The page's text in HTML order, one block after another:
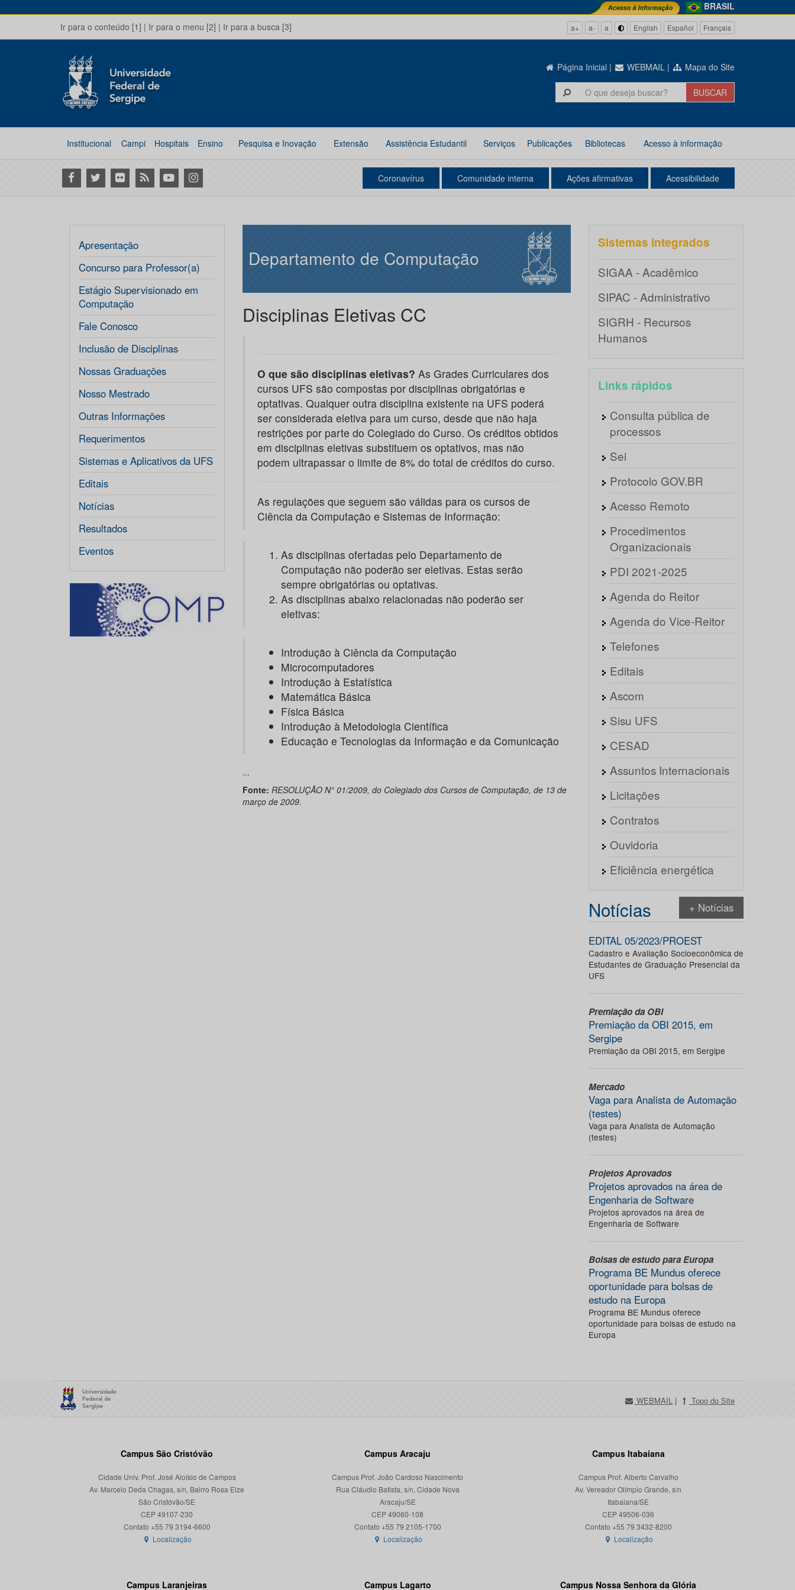
BRASIL
Ir para o conteúdo [1] | Ir para o menu [2] | Ir para a busca [3] a+ a- a English Español Français
Página Inicial | WEBMAIL | Mapa do Site
Institucional Campi Hospitais Ensino Pesquisa e Inovação Extensão Assistência Estudantil Serviços Publicações Bibliotecas Acesso à informação
Facebook
Twitter Flickr RSS YoutubeInstagram Coronavírus Comunidade interna Ações afirmativas Acessibilidade
Apresentação
Concurso para Professor(a)
Estágio Supervisionado em
Computação
Fale Conosco
Inclusão de Disciplinas
Nossas Graduações
Nosso Mestrado
Outras Informações
Requerimentos
Sistemas e Aplicativos da UFS
Editais
Notícias
Resultados
Eventos
Departamento de Computação
Disciplinas Eletivas CC
O que são disciplinas eletivas? As Grades Curriculares dos
cursos UFS são compostas por disciplinas obrigatórias e
optativas. Qualquer outra disciplina existente na UFS poderá
ser considerada eletiva para um curso, desde que não haja
restrições por parte do Colegiado do Curso. Os créditos obtidos
em disciplinas eletivas substituem os optativos, mas não
podem ultrapassar o limite de 8% do total de créditos do curso.
As regulações que seguem são válidas para os cursos de
Ciência da Computação e Sistemas de Informação:
As disciplinas ofertadas pelo Departamento de
Computação não poderão ser eletivas. Estas serão
sempre obrigatórias ou optativas.
As disciplinas abaixo relacionadas não poderão ser
eletivas:
Introdução à Ciência da Computação
Microcomputadores
Introdução à Estatística
Matemática Básica
Física Básica
Introdução à Metodologia Científica
Educação e Tecnologias da Informação e da Comunicação
...
Fonte: RESOLUÇÃO N° 01/2009, do Colegiado dos Cursos de Computação, de 13 de
março de 2009.
Sistemas integrados
SIGAA - Acadêmico
SIPAC - Administrativo
SIGRH - Recursos
Humanos
Links rápidos
Consulta pública de
processos
Sei
Protocolo GOV.BR
Acesso Remoto
Procedimentos
Organizacionais
PDI 2021-2025
Agenda do Reitor
Agenda do Vice-Reitor
Telefones
Editais
Ascom
Sisu UFS
CESAD
Assuntos Internacionais
Licitações
Contratos
Ouvidoria
Eficiência energética
Notícias + Notícias
EDITAL 05/2023/PROEST
Cadastro e Avaliação Socioeconômica de
Estudantes de Graduação Presencial da
UFS
Premiação da OBI
Premiação da OBI 2015, em
Sergipe
Premiação da OBI 2015, em Sergipe
Mercado
Vaga para Analista de Automação
(testes)
Vaga para Analista de Automação
(testes)
Projetos Aprovados
Projetos aprovados na área de
Engenharia de Software
Projetos aprovados na área de
Engenharia de Software
Bolsas de estudo para Europa
Programa BE Mundus oferece
oportunidade para bolsas de
estudo na Europa
Programa BE Mundus oferece
oportunidade para bolsas de estudo na
Europa
WEBMAIL | Topo do Site
Campus São Cristóvão
Cidade Univ. Prof. José Aloísio de Campos
Av. Marcelo Deda Chagas, s/n, Bairro Rosa Elze
São Cristóvão/SE
CEP 49107-230
Localização
Campus Aracaju
Campus Prof. João Cardoso Nascimento
Rua Cláudio Batista, s/n, Cidade Nova
Aracaju/SE
CEP 49060-108
Localização
Campus Itabaiana
Campus Prof. Alberto Carvalho
Av. Vereador Olímpio Grande, s/n
Itabaiana/SE
CEP 49506-036
Localização
Campus Laranjeiras Campus Lagarto Campus Nossa Senhora da Glória